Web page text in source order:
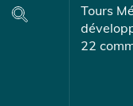
Tours
22
Recherche